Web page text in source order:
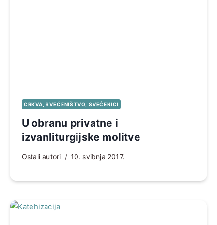
CRKVA, SVEĆENIŠTVO, SVEĆENICI
U obranu privatne i
izvanliturgijske molitve
Ostali autori 10. svibnja 2017.